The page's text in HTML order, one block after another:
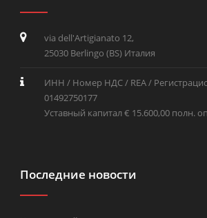
via dell'Artigianato 12,
25030 Berlingo (BS) Италия
ИНН / Номер НДС / REA /
01492750177
Уставный капитал € 15.600,00 полн.
Последние новости